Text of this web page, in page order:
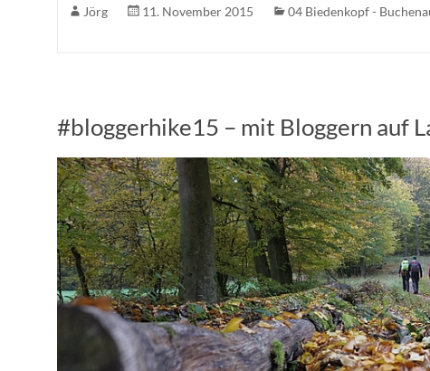
Jörg 11. November 2015 04 Biedenkopf -
#bloggerhike15 – mit Bloggern auf